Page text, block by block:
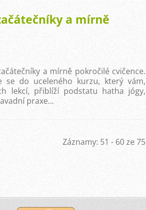
a mírně
a mírně pokročilé cvičence.
se do uceleného kurzu, který vám,
lekcí, přiblíží podstatu hatha jógy,
praxe...
Záznamy: 51 - 60 ze 75